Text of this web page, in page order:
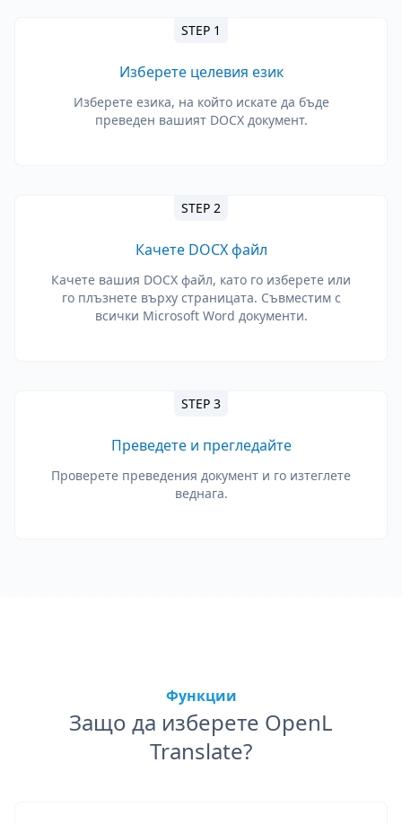
STEP 1
Изберете целевия език
Изберете езика, на който искате да бъде
преведен вашият DOCX документ.
STEP 2
Качете DOCX файл
Качете вашия DOCX файл, като го изберете или
го плъзнете върху страницата. Съвместим с
всички Microsoft Word документи.
STEP 3
Преведете и прегледайте
Проверете преведения документ и го изтеглете
веднага.
Функции
Защо да изберете OpenL
Translate?